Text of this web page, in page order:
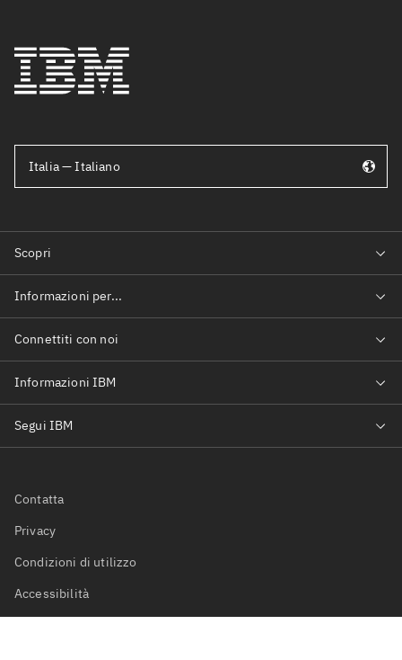
Italia — Italiano
Contatta
Privacy
Condizioni di utilizzo
Accessibilità